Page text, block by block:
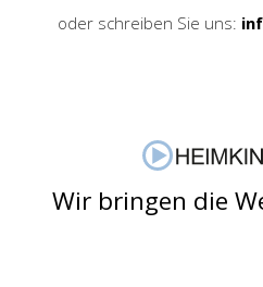
oder schreiben Sie uns:
Wir bringen die